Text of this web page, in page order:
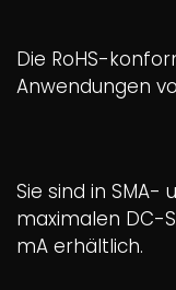
Die RoHS-
Anwendungen
Sie sind in SMA-
maximalen DC-
mA erhältlich.